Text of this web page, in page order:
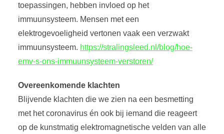
toepassingen, hebben invloed op het
immuunsysteem. Mensen met een
elektrogevoeligheid vertonen vaak een verzwakt
immuunsysteem. https://stralingsleed.nl/blog/hoe-
emv-s-ons-immuunsysteem-verstoren/
Overeenkomende klachten
Blijvende klachten die we zien na een besmetting
met het coronavirus én ook bij iemand die reageert
op de kunstmatig elektromagnetische velden van alle